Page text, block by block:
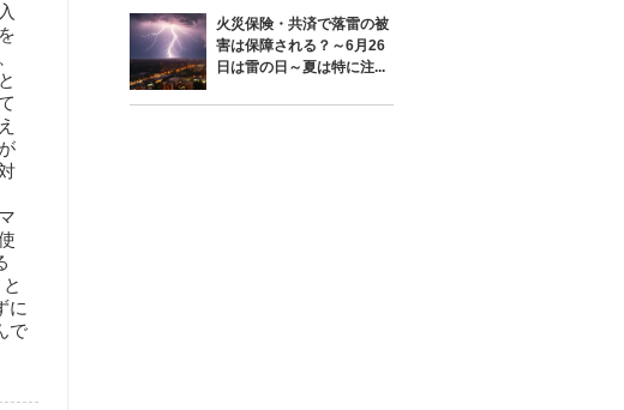
に
で
火災保険・共済で落雷の被
害は保障される？～6月26
日は雷の日～夏は特に注...